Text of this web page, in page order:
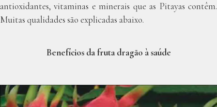
antioxidantes, vitaminas e minerais que as Pitayas contêm.
Muitas qualidades são explicadas abaixo.
Benefícios da fruta dragão à saúde